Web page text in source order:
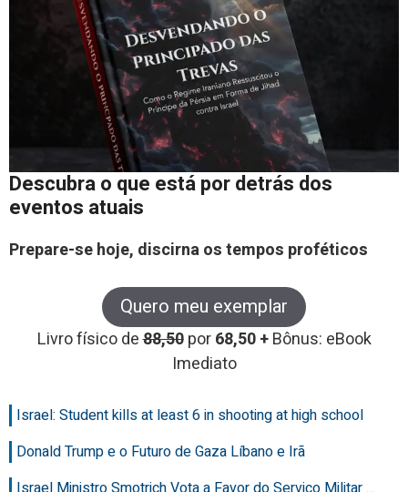
Descubra o que está por detrás dos
eventos atuais
Prepare-se hoje, discirna os tempos proféticos
Quero meu exemplar
Livro físico de88,50 por68,50 +Bônus: eBook
Imediato
Israel: Student kills at least 6 in shooting at high school
Donald Trump e o Futuro de Gaza Líbano e Irã